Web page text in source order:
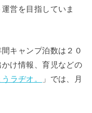
営を目指していま
キャンプ泊数は２０
け情報、育児などの
うラヂオ。
」では、月